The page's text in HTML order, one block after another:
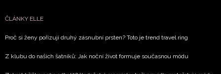
ČLÁNKY ELLE
Proč si ženy pořizují druhý zásnubní prsten? Toto je trend travel ring
Z klubu do našich šatníků: Jak noční život formuje současnou módu